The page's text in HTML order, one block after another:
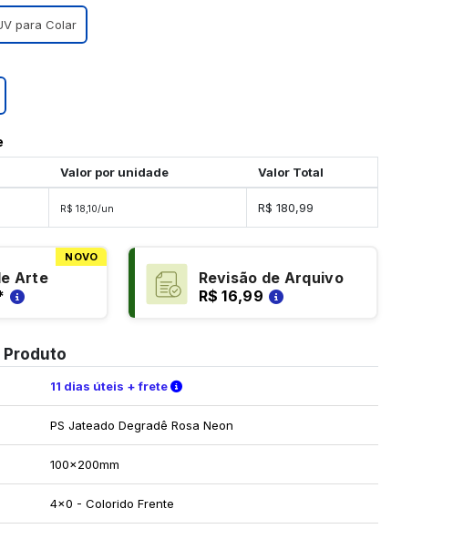
para Colar
Valor por unidade Valor Total
R$ 18,10/un R$ 180,99
NOVO
Arte
Revisão de Arquivo
R$ 16,99
Produto
11 dias úteis + frete Verifique as condições de entrega
PS Jateado Degradê Rosa Neon
100x200mm
4x0 - Colorido Frente